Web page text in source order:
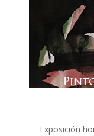
Exposición